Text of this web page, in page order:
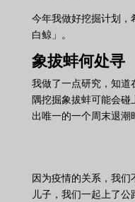
今年我做好挖掘计划
白鲸」。
象拔蚌何处寻
我做了一点研究，知
隅挖掘象拔蚌可能会
出唯一的一个周末退潮
因为疫情的关系，我
儿子，我们一起上了